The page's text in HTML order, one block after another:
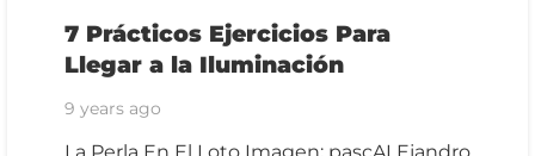
7 Prácticos Ejercicios Para
Llegar a la Iluminación
9 years ago